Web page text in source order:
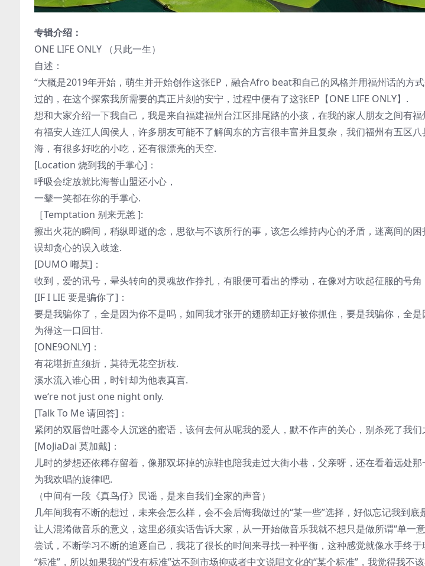
专辑介绍：
ONE LIFE ONLY （只此一生）
自述：
“大概是2019年开始，萌生并开始创作这张EP，融合Afro beat和自己的风格并用福州话的方
过的，在这个探索我所需要的真正片刻的安宁，过程中便有了这张EP【ONE LIFE ONLY】.
想和大家介绍一下我自己，我是来自福建福州台江区排尾路的小孩，在我的家人朋友之间有
有福安人连江人闽侯人，许多朋友可能不了解闽东的方言很丰富并且复杂，我们福州有五区
海，有很多好吃的小吃，还有很漂亮的天空.
[Location 烧到我的手掌心]：
呼吸会绽放就比海誓山盟还小心，
一颦一笑都在你的手掌心.
［Temptation 别来无恙 ]:
擦出火花的瞬间，稍纵即逝的念，思欲与不该所行的事，该怎么维持内心的矛盾，迷离间的
误却贪心的误入歧途.
[DUMO 嘟莫]：
收到，爱的讯号，晕头转向的灵魂故作挣扎，有眼便可看出的悸动，在像对方吹起征服的号
[IF I LIE 要是骗你了]：
要是我骗你了，全是因为你不是吗，如同我才张开的翅膀却正好被你抓住，要是我骗你，全
为得这一口回甘.
[ONE9ONLY]：
有花堪折直须折，莫待无花空折枝.
溪水流入谁心田，时针却为他表真言.
we‘re not just one night only.
[Talk To Me 请回答]：
紧闭的双唇曾吐露令人沉迷的蜜语，该何去何从呢我的爱人，默不作声的关心，别杀死了我
[MoJiaDai 莫加戴]：
儿时的梦想还依稀存留着，像那双坏掉的凉鞋也陪我走过大街小巷，父亲呀，还在看着远处
为我欢唱的旋律吧.
（中间有一段《真鸟仔》民谣，是来自我们全家的声音）
几年间我有不断的想过，未来会怎么样，会不会后悔我做过的“某一些”选择，好似忘记我到
让人混淆做音乐的意义，这里必须实话告诉大家，从一开始做音乐我就不想只是做所谓“单一
尝试，不断学习不断的追逐自己，我花了很长的时间来寻找一种平衡，这种感觉就像水手终
“标准”，所以如果我的“没有标准”达不到市场抑或者中文说唱文化的“某个标准”，我觉得我不